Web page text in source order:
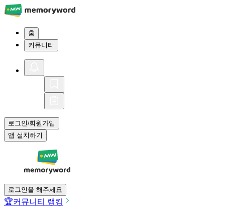
홈
커뮤니티
로그인/회원가입
앱 설치하기
로그인을 해주세요
🏆커뮤니티 랭킹